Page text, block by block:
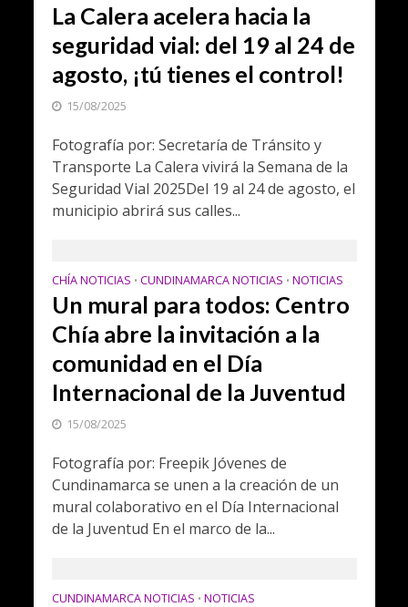
La Calera acelera hacia la
seguridad vial: del 19 al 24 de
agosto, ¡tú tienes el control!
15/08/2025
Fotografía por: Secretaría de Tránsito y
Transporte La Calera vivirá la Semana de la
Seguridad Vial 2025Del 19 al 24 de agosto, el
municipio abrirá sus calles...
CHÍA NOTICIAS • CUNDINAMARCA NOTICIAS • NOTICIAS
Un mural para todos: Centro
Chía abre la invitación a la
comunidad en el Día
Internacional de la Juventud
15/08/2025
Fotografía por: Freepik Jóvenes de
Cundinamarca se unen a la creación de un
mural colaborativo en el Día Internacional
de la Juventud En el marco de la...
CUNDINAMARCA NOTICIAS • NOTICIAS